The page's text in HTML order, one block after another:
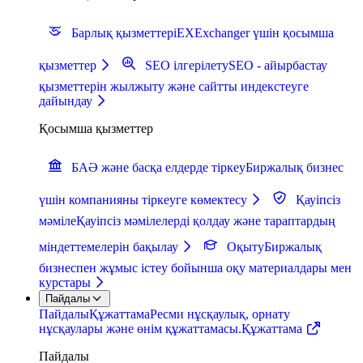
Барлық қызметтерiEXExchanger үшін қосымша
қызметтер SEO ілгерілетуSEO - айырбастау
қызметтерін жылжыту және сайтты индекстеуге
дайындау
Қосымша қызметтер
БАӘ және басқа елдерде тіркеуБиржалық бизнес
үшін компанияны тіркеуге көмектесу
Қауіпсіз
мәмілеҚауіпсіз мәмілелерді қолдау және тараптардың
міндеттемелерін бақылау
ОқытуБиржалық
бизнеспен жұмыс істеу бойынша оқу материалдары мен
курстары
Пайдалы
ПайдалыҚұжаттамаРесми нұсқаулық, орнату
нұсқаулары және өнім құжаттамасы.Құжаттама
Пайдалы